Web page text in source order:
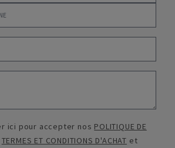
ici pour accepter nos POLITIQUE DE
TERMES ET CONDITIONS D'ACHAT et